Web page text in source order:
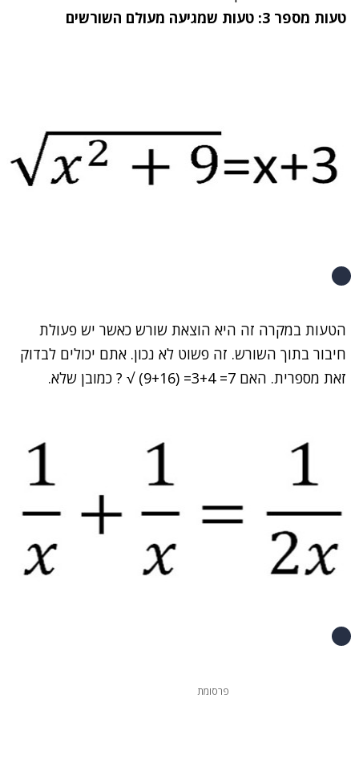
טעות מספר 3: טעות שמגיעה מעולם השורשים
הטעות במקרה זה היא הוצאת שורש כאשר יש פעולת
חיבור בתוך השורש. זה פשוט לא נכון. אתם יכולים לבדוק
זאת מספרית. האם 7= 3+4= (9+16) √ ? כמובן שלא.
פרסומת